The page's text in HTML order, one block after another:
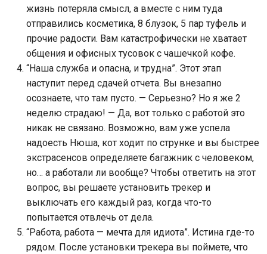
жизнь потеряла смысл, а вместе с ним туда
отправились косметика, 8 блузок, 5 пар туфель и
прочие радости. Вам катастрофически не хватает
общения и офисных тусовок с чашечкой кофе.
“Наша служба и опасна, и трудна”. Этот этап
наступит перед сдачей отчета. Вы внезапно
осознаете, что там пусто. — Серьезно? Но я же 2
неделю страдаю! — Да, вот только с работой это
никак не связано. Возможно, вам уже успела
надоесть Нюша, кот ходит по струнке и вы быстрее
экстрасенсов определяете багажник с человеком,
но… а работали ли вообще? Чтобы ответить на этот
вопрос, вы решаете установить трекер и
выключать его каждый раз, когда что-то
попытается отвлечь от дела.
“Работа, работа — мечта для идиота”. Истина где-то
рядом. После установки трекера вы поймете, что